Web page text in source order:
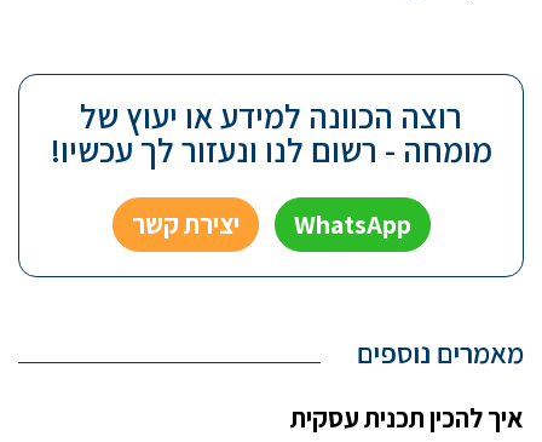
רוצה הכוונה למידע או יעוץ של
מומחה - רשום לנו ונעזור לך עכשיו!
WhatsApp יצירת קשר
מאמרים נוספים
איך להכין תכנית עסקית